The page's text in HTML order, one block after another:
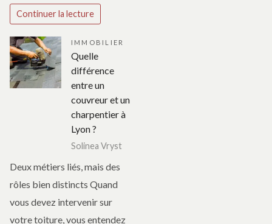
Continuer la lecture
IMMOBILIER
Quelle
différence
entre un
couvreur et un
charpentier à
Lyon ?
Solinea Vryst
Deux métiers liés, mais des
rôles bien distincts Quand
vous devez intervenir sur
votre toiture, vous entendez